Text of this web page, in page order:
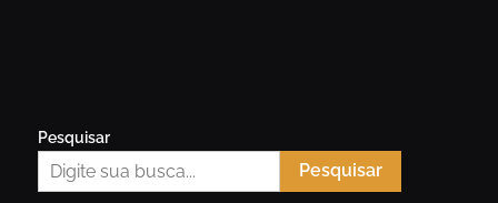
Pesquisar
Pesquisar